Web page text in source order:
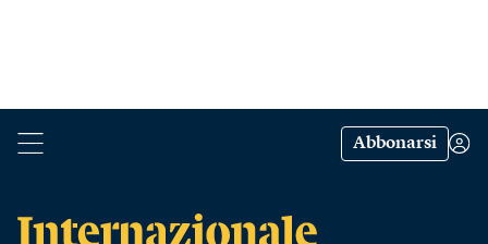
Abbonarsi